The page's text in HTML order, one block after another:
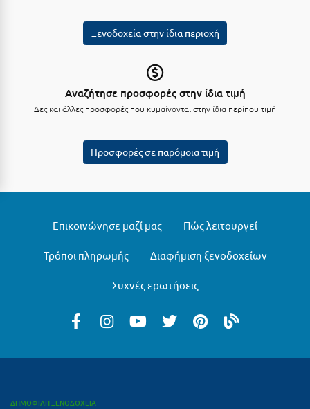
Λακόπετρα Αχαΐας
Λουτρά Πόζαρ
Ξενοδοχεία στην ίδια περιοχή
Αναζήτησε προσφορές στην ίδια τιμή
Δες και άλλες προσφορές που κυμαίνονται στην ίδια περίπου τιμή
Προσφορές σε παρόμοια τιμή
Επικοινώνησε μαζί μας Πώς λειτουργεί
Τρόποι πληρωμής Διαφήμιση ξενοδοχείων
Συχνές ερωτήσεις
ΔΗΜΟΦΙΛΗ ΞΕΝΟΔΟΧΕΙΑ